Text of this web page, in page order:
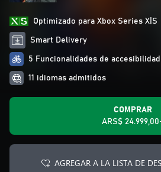
Optimizado para Xbox Series X|S
Smart Delivery
5 Funcionalidades de accesibilidad
11 idiomas admitidos
COMPRAR
ARS$
AGREGAR A LA LISTA DE